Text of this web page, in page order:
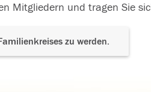
Mitgliedern und tragen Sie
zu werden.